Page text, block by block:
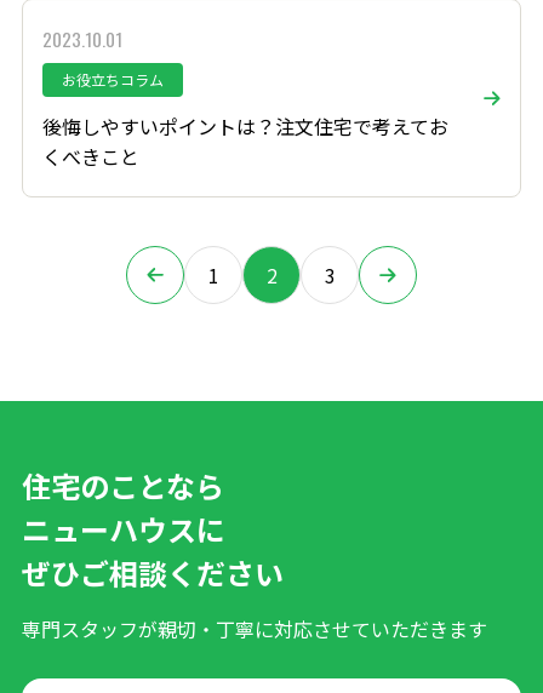
2023.10.01
お役立ちコラム
後悔しやすいポイントは？注文住宅で考えてお
くべきこと
1 2 3
住宅のことなら
ニューハウスに
ぜひご相談ください
専門スタッフが親切・丁寧に対応させていただきます